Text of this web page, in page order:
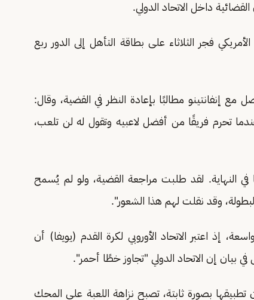
داخل الاتحاد الدولي.
فجر الثلاثاء على بطاقة التأهل إلى الدور ربع
مع إنفانتينو مطالبًا بإعادة النظر في القضية، وقال:
تحرم فريقًا من أفضل لاعبيه وتقول له لن تلعب،
في النهاية. لقد طلبت مراجعة القضية، ولو لم يُسمح
وقد نقلت لهم هذا الشعور".
إذ اعتبر الاتحاد الأوروبي لكرة القدم (يويفا) أن
بيان إن الاتحاد الدولي "تجاوز خطًا أحمر".
بصورة ثابتة، تصبح نزاهة اللعبة على المحك